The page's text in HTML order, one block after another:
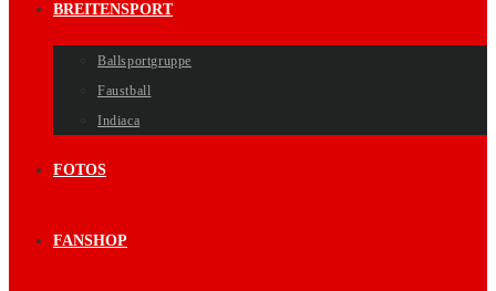
BREITENSPORT
Ballsportgruppe
Faustball
Indiaca
FOTOS
FANSHOP